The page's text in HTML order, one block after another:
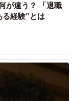
が違う？ 「退職
る経験”とは